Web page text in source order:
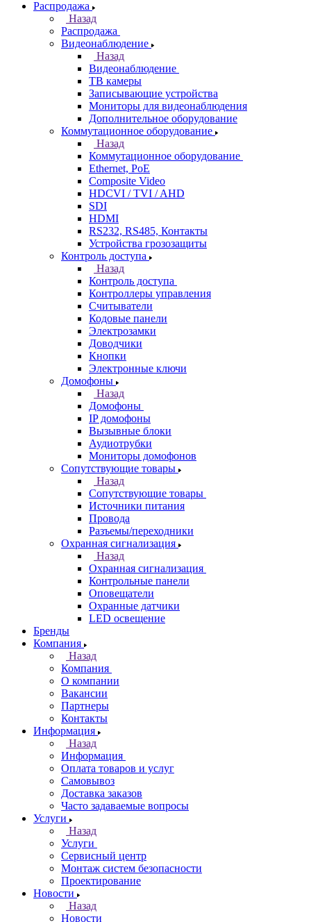
Распродажа
Назад
Распродажа
Видеонаблюдение
Назад
Видеонаблюдение
ТВ камеры
Записывающие устройства
Мониторы для видеонаблюдения
Дополнительное оборудование
Коммутационное оборудование
Назад
Коммутационное оборудование
Ethernet, PoE
Composite Video
HDCVI / TVI / AHD
SDI
HDMI
RS232, RS485, Контакты
Устройства грозозащиты
Контроль доступа
Назад
Контроль доступа
Контроллеры управления
Считыватели
Кодовые панели
Электрозамки
Доводчики
Кнопки
Электронные ключи
Домофоны
Назад
Домофоны
IP домофоны
Вызывные блоки
Аудиотрубки
Мониторы домофонов
Сопутствующие товары
Назад
Сопутствующие товары
Источники питания
Провода
Разъемы/переходники
Охранная сигнализация
Назад
Охранная сигнализация
Контрольные панели
Оповещатели
Охранные датчики
LED освещение
Бренды
Компания
Назад
Компания
О компании
Вакансии
Партнеры
Контакты
Информация
Назад
Информация
Оплата товаров и услуг
Самовывоз
Доставка заказов
Часто задаваемые вопросы
Услуги
Назад
Услуги
Сервисный центр
Монтаж систем безопасности
Проектирование
Новости
Назад
Новости